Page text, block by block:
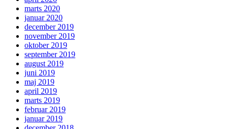
marts 2020
januar 2020
december 2019
november 2019
oktober 2019
september 2019
august 2019
juni 2019
maj 2019
april 2019
marts 2019
februar 2019
januar 2019